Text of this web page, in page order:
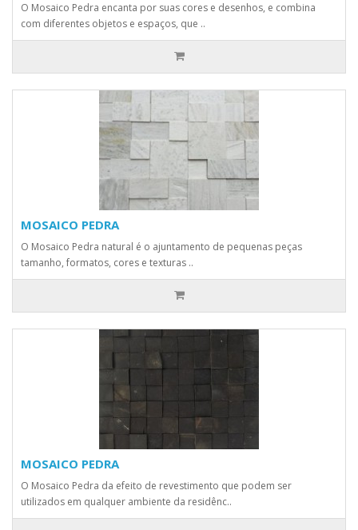
O Mosaico Pedra encanta por suas cores e desenhos, e combina
com diferentes objetos e espaços, que ..
MOSAICO PEDRA
O Mosaico Pedra natural é o ajuntamento de pequenas peças
tamanho, formatos, cores e texturas ..
MOSAICO PEDRA
O Mosaico Pedra da efeito de revestimento que podem ser
utilizados em qualquer ambiente da residênc..